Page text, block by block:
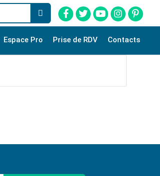
Espace Pro Prise de RDV Contacts